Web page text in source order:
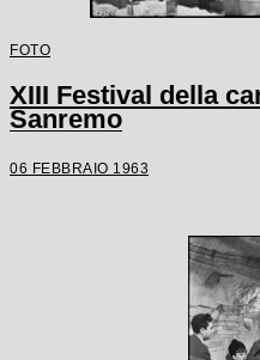
FOTO
XIII Festival della
Sanremo
06 FEBBRAIO 1963